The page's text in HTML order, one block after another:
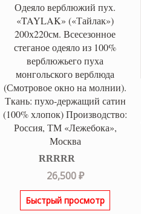
Одеяло верблюжий пух.
«TAYLAK» («Тайлак»)
200х220см. Всесезонное
стеганое одеяло из 100%
верблюжьего пуха
монгольского верблюда
(Смотровое окно на молнии).
Ткань: пухо-держащий сатин
(100% хлопок) Производство:
Россия, ТМ «Лежебока»,
Москва
Оценка5.00
из 5
26,500₽
Быстрый просмотр